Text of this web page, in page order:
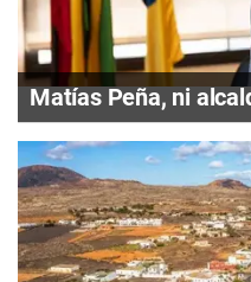
Matías Peña, ni